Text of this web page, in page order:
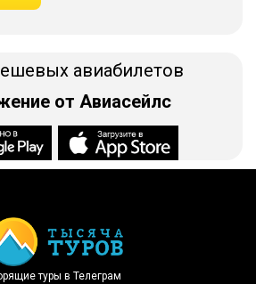
авиабилетов
от Авиасейлс
туры в Телеграм